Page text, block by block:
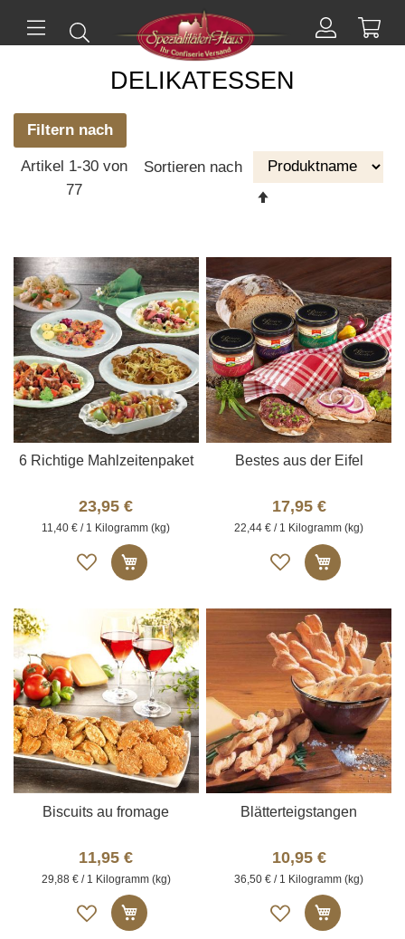
Menü
Suchen
Mein
DELIKATESSEN
Filtern nach
Artikel 1-30 von
77
Sortieren nach
6 Richtige Mahlzeitenpaket
23,95 €
11,40 € / 1 Kilogramm (kg)
Auf
die
In den Warenkorb
Bestes aus der Eifel
17,95 €
22,44 € / 1 Kilogramm (kg)
Auf
die
In den
Biscuits au fromage
11,95 €
29,88 € / 1 Kilogramm (kg)
Auf
die
In den Warenkorb
Blätterteigstangen
10,95 €
36,50 € / 1 Kilogramm (kg)
Auf
die
In den